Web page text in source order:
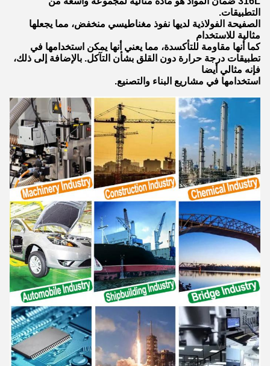
التطبيقات.
الصفيحة الفولاذية لديها نفوذ مغناطيسي منخفض، مما يجعلها
مثالية للاستخدام
كما أنها مقاومة للتأكسدة، مما يعني أنها يمكن استخدامها في
تطبيقات درجة حرارة دون القلق بشأن التآكل. بالإضافة إلى ذلك،
فإنه مثالي أيضا
استخدامها في مشاريع البناء والتصنيع.